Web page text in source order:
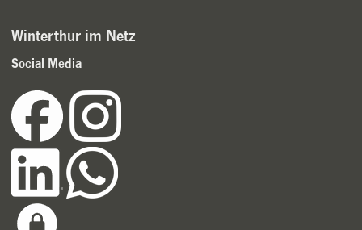
Winterthur im Netz
Social Media